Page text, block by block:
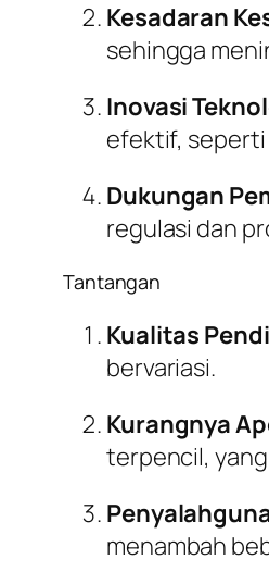
Kesadaran
sehingga
Inovasi
efektif, seperti
Dukungan
regulasi dan
Tantangan
Kualitas
bervariasi.
Kurangnya
terpencil,
menambah